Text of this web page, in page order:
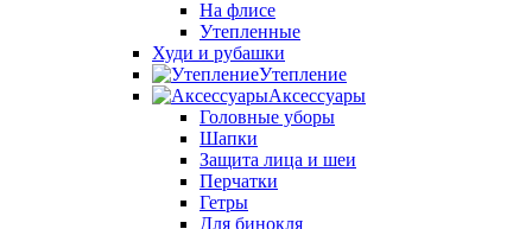
На флисе
Утепленные
Худи и рубашки
Утепление
Аксессуары
Головные уборы
Шапки
Защита лица и шеи
Перчатки
Гетры
Для бинокля